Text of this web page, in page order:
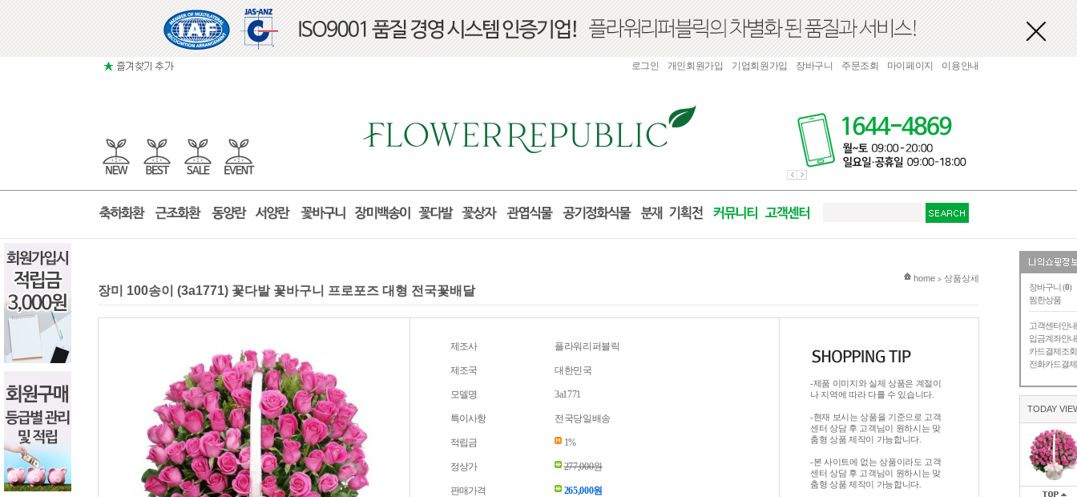
장바구니 (0)
찜한상품
고객센터안내
입금계좌안내
카드결제조회
전화카드결제
TODAY
로그인 개인회원가입 기업회원가입 장바구니 주문조회 마이페이지 이용안내
현재 위치
home > 상품상세
장미 100송이 (3a1771) 꽃다발 꽃바구니 프로포즈 대형 전국꽃배달
제조사 플라워리퍼블릭
제조국 대한민국
모델명 3a1771
특이사항 전국당일배송
적립금 1%
정상가 277,000원
판매가격 265,000원
-제품 이미지와 실제 상품은 계절이
나 지역에 따라 다를 수 있습니다.
-현재 보시는 상품을 기준으로 고객
센터 상담 후 고객님이 원하시는 맞
춤형 상품 제작이 가능합니다.
-본 사이트에 없는 상품이라도 고객
센터 상담 후 고객님이 원하시는 맞
춤형 상품 제작이 가능합니다.